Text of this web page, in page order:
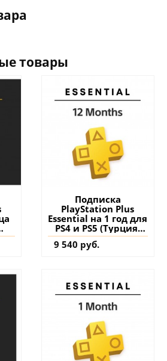
товары
Подписка
PlayStation Plus
Essential на 1 год для
PS4 и PS5 (Турция)
купить
9 540 руб.